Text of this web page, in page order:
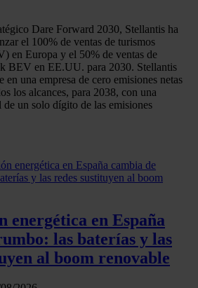
Dare Forward 2030, Stellantis ha
el 100% de ventas de turismos
en Europa y el 50% de ventas de
BEV en EE.UU. para 2030. Stellantis
en una empresa de cero emisiones netas
los alcances, para 2038, con una
de un solo dígito de las emisiones
energética en España
las baterías y las
al boom renovable